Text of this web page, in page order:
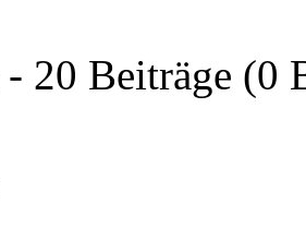
20 Beiträge (0